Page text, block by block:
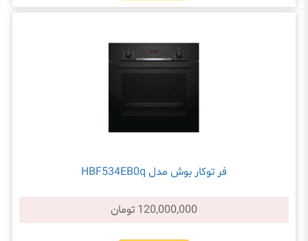
فر توکار بوش مدل HBF534EB0q
120,000,000 تومان